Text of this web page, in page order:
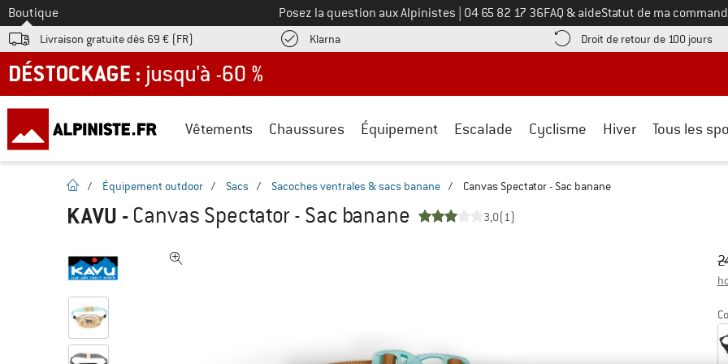
Vers le
Boutique Posez la question aux Alpinistes Appelez-nous au
04 65 82 17 36FAQ & aideStatut de ma
Livraison gratuite dès 69 € (FR) KlarnaTrouve les informations de paiement ici ! Ouvre une boîte d'information
Droit de retour de 100 jours
DÉSTOCKAGE : jusqu'à -60 %
Vêtements Chaussures Équipement Escalade Cyclisme Hiver Tous les
Page d'accueil
/ Équipement outdoor / Sacs / Sacoches ventrales & sacs banane / Canvas Spectator - Sac banane
KAVU - Canvas Spectator - Sac banane 3,0(1)